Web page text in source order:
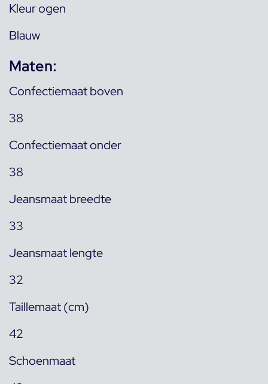
Kleur ogen
Blauw
Maten:
Confectiemaat boven
38
Confectiemaat onder
38
Jeansmaat breedte
33
Jeansmaat lengte
32
Taillemaat (cm)
42
Schoenmaat